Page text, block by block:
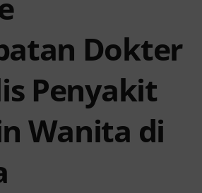
Dokter
Penyakit
Wanita di